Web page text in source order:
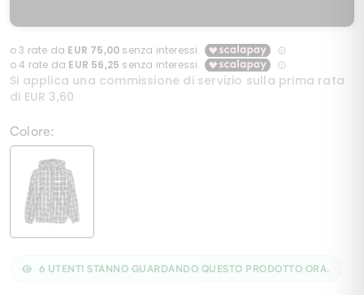
Colore:
6 UTENTI STANNO GUARDANDO QUESTO PRODOTTO ORA.